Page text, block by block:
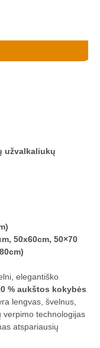
užvalkaliukų
50x60cm, 50×70
elegantiško
% aukštos kokybės
lengvas, švelnus,
verpimo technologijas
atspariausių